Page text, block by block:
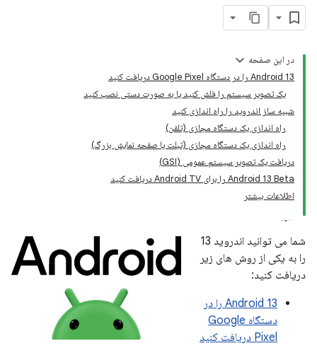
در این صفحه
Android 13 را در دستگاه Google Pixel دریافت کنید
یک تصویر سیستم را فلش کنید یا به صورت دستی نصب کنید
شبیه ساز اندروید را راه اندازی کنید
راه اندازی یک دستگاه مجازی (تلفن)
راه اندازی یک دستگاه مجازی (تبلت یا صفحه نمایش بزرگ)
دریافت یک تصویر سیستم عمومی (GSI)
Android 13 Beta را برای Android TV دریافت کنید
اطلاعات بیشتر
شما می توانید اندروید 13
را به یکی از روش های زیر
دریافت کنید:
Android 13 را در
دستگاه Google
Pixel دریافت کنید